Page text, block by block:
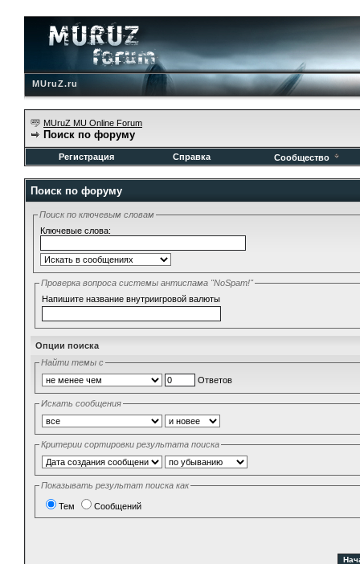
MUruZ.ru
MUruZ MU Online Forum
Поиск по форуму
Регистрация Справка Сообщество
Поиск по форуму
Поиск по ключевым словам
Ключевые слова:
Проверка вопроса системы антиспама "NoSpam!"
Напишите название внутриигровой валюты
Опции поиска
Найти темы с
Ответов
Искать сообщения
Критерии сортировки результата поиска
Показывать результат поиска как
Тем Сообщений